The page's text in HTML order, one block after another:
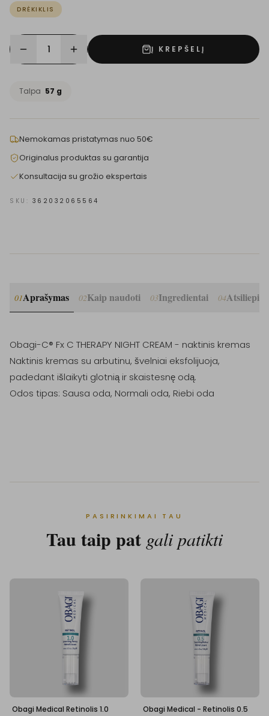
DRĖKIKLIS
1 Į KREPŠELĮ
Talpa 57 g
Nemokamas pristatymas nuo 50€
Originalus produktas su garantija
Konsultacija su grožio ekspertais
SKU: 362032065564
01Aprašymas 02Kaip naudoti 03Ingredientai 04
Obagi-C® Fx C THERAPY NIGHT CREAM - naktinis kremas
Naktinis kremas su arbutinu, švelniai eksfolijuoja,
padedant išlaikyti glotnią ir skaistesnę odą.
Odos tipas: Sausa oda, Normali oda, Riebi oda
PASIRINKIMAI TAU
Tau taip pat gali patikti
Obagi Medical Retinolis 1.0
Obagi Medical - Retinolis 0.5